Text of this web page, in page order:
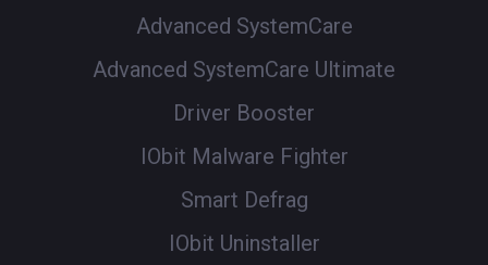
Advanced SystemCare
Advanced SystemCare Ultimate
Driver Booster
IObit Malware Fighter
Smart Defrag
IObit Uninstaller